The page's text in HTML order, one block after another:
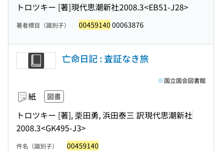
トロツキー [著]現代思潮新社2008.3<EB51-J28>
著者標目（識別子） 00459140 00063876
亡命日記 : 査証なき旅
紙 図書
トロツキー [著], 栗田勇, 浜田泰三 訳現代思潮新社
2008.3<GK495-J3>
国立国会図書館
件名（識別子） 00459140